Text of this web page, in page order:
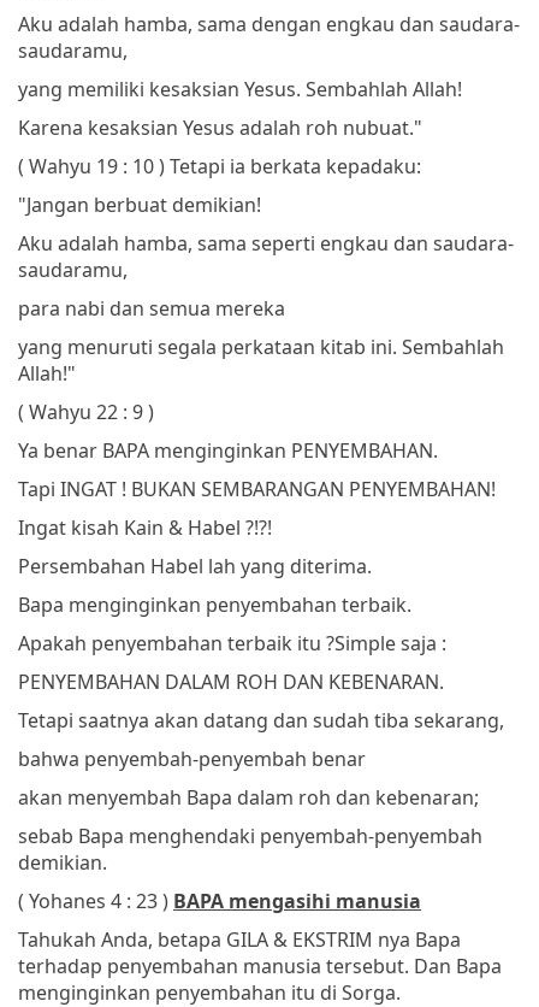
Aku adalah hamba, sama dengan engkau dan saudara-
saudaramu,
yang memiliki kesaksian Yesus. Sembahlah Allah!
Karena kesaksian Yesus adalah roh nubuat."
( Wahyu 19 : 10 )Tetapi ia berkata kepadaku:
"Jangan berbuat demikian!
Aku adalah hamba, sama seperti engkau dan saudara-
saudaramu,
para nabi dan semua mereka
yang menuruti segala perkataan kitab ini. Sembahlah
Allah!"
( Wahyu 22 : 9 )
Ya benar BAPA menginginkan PENYEMBAHAN.
Tapi INGAT ! BUKAN SEMBARANGAN PENYEMBAHAN!
Ingat kisah Kain & Habel ?!?!
Persembahan Habel lah yang diterima.
Bapa menginginkan penyembahan terbaik.
Apakah penyembahan terbaik itu ?Simple saja :
PENYEMBAHAN DALAM ROH DAN KEBENARAN.
Tetapi saatnya akan datang dan sudah tiba sekarang,
bahwa penyembah-penyembah benar
akan menyembah Bapa dalam roh dan kebenaran;
sebab Bapa menghendaki penyembah-penyembah
demikian.
( Yohanes 4 : 23 ) BAPA mengasihi manusia
Tahukah Anda, betapa GILA & EKSTRIM nya Bapa
terhadap penyembahan manusia tersebut. Dan Bapa
menginginkan penyembahan itu di Sorga.